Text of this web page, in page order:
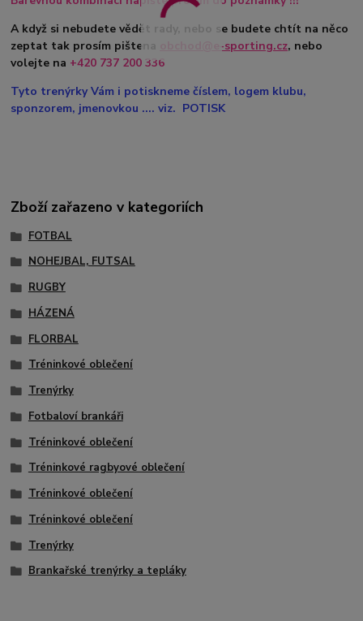
A když si nebudete vědět rady, nebo se budete chtít na něco
zeptat tak prosím pištena
obchod@e-sporting.cz, nebo
volejte na +420 737 200 336
Tyto trenýrky Vám i potiskneme číslem, logem klubu,
sponzorem, jmenovkou .... viz. POTISK
Zboží zařazeno v kategoriích
FOTBAL
NOHEJBAL, FUTSAL
RUGBY
HÁZENÁ
FLORBAL
Tréninkové oblečení
Trenýrky
Fotbaloví brankáři
Tréninkové oblečení
Tréninkové ragbyové oblečení
Tréninkové oblečení
Tréninkové oblečení
Trenýrky
Brankařské trenýrky a tepláky